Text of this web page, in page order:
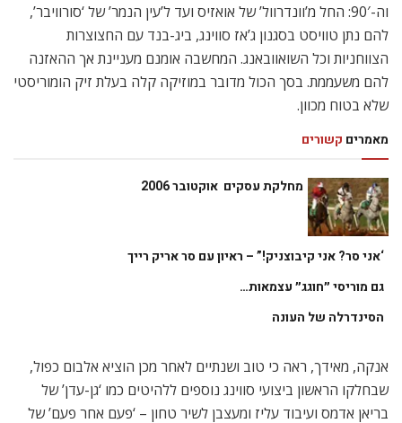
וה-90′: החל מ’וונדרוול’ של אואזיס ועד ל’עין הנמר’ של ‘סורוויבר’,
להם נתן טוויסט בסגנון ג’אז סווינג, ביג-בנד עם החצוצרות
הצווחניות וכל השואוובאנג. המחשבה אומנם מעניינת אך ההאזנה
להם משעממת. בסך הכול מדובר במוזיקה קלה בעלת זיק הומוריסטי
שלא בטוח מכוון.
מאמרים קשורים
מחלקת עסקים  אוקטובר 2006
‘אני סר? אני קיבוצניק!” – ראיון עם סר אריק רייך
גם מוריסי ״חוגג״ עצמאות…
הסינדרלה של העונה
אנקה, מאידך, ראה כי טוב ושנתיים לאחר מכן הוציא אלבום כפול,
שבחלקו הראשון ביצועי סווינג נוספים ללהיטים כמו ‘גן-עדן’ של
בריאן אדמס ועיבוד עליז ומעצבן לשיר טחון – ‘פעם אחר פעם’ של